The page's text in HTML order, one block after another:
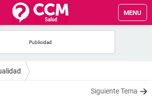
MENU
Siguiente Tema